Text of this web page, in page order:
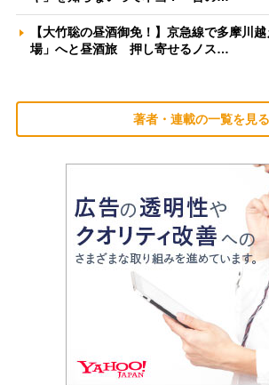
【大竹聡の昼酒御免！】京急線で多摩川
場」へと昼酒旅 押し寄せるノス…
著者・連載の一覧を見る